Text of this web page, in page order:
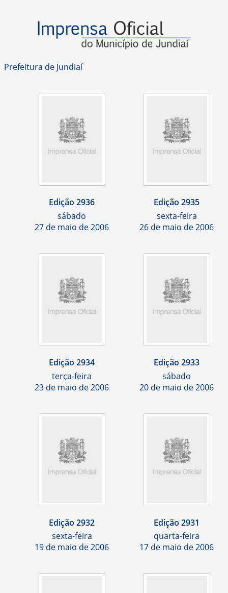
Prefeitura de Jundiaí
Edição 2936
sábado
27 de maio de 2006
Edição 2935
sexta-feira
26 de maio de 2006
Edição 2934
terça-feira
23 de maio de 2006
Edição 2933
sábado
20 de maio de 2006
Edição 2932
sexta-feira
19 de maio de 2006
Edição 2931
quarta-feira
17 de maio de 2006